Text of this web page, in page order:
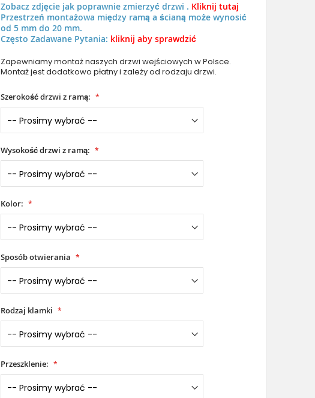
Zobacz zdjęcie jak poprawnie zmierzyć drzwi . Kliknij tutaj
Przestrzeń montażowa między ramą a ścianą może wynosić
od 5 mm do 20 mm.
Często Zadawane Pytania: kliknij aby sprawdzić
Zapewniamy montaż naszych drzwi wejściowych w Polsce.
Montaż jest dodatkowo płatny i zależy od rodzaju drzwi.
Szerokość drzwi z ramą:
Wysokość drzwi z ramą:
Kolor:
Sposób otwierania
Rodzaj klamki
Przeszklenie: